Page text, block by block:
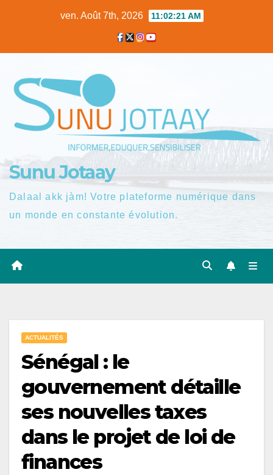
ven. Août 7th, 2026 11:02:22 AM
Sunu Jotaay
Dalaal akk jàm! Votre plateforme numérique dans
un monde en constante évolution.
ACTUALITÉS
Sénégal : le
gouvernement détaille
ses nouvelles taxes
dans le projet de loi de
finances